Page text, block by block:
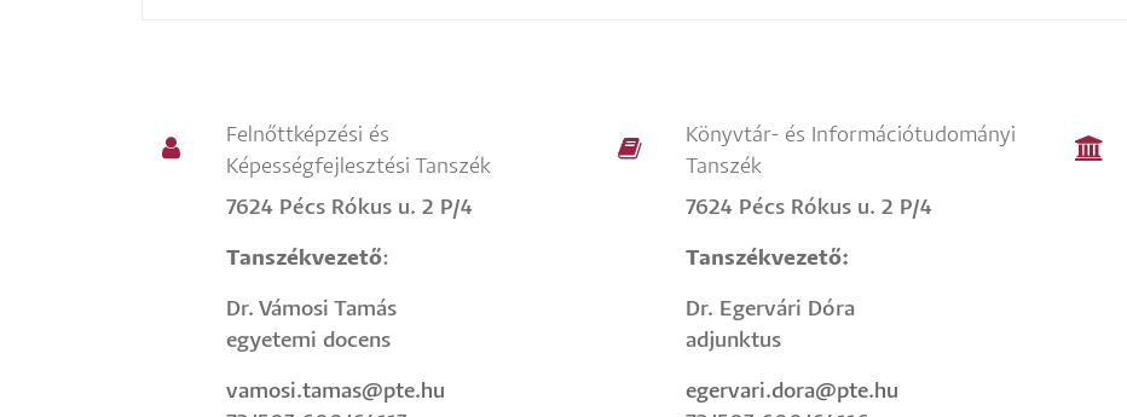
Felnőttképzési és
Képességfejlesztési Tanszék
7624 Pécs Rókus u. 2 P/4
Tanszékvezető:
Dr. Vámosi Tamás
egyetemi docens
vamosi.tamas@pte.hu
Könyvtár- és Információtudományi
Tanszék
7624 Pécs Rókus u. 2 P/4
Tanszékvezető:
Dr. Egervári Dóra
adjunktus
egervari.dora@pte.hu